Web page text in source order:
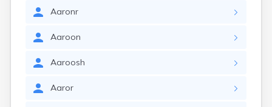
Aaronr
Aaroon
Aaroosh
Aaror